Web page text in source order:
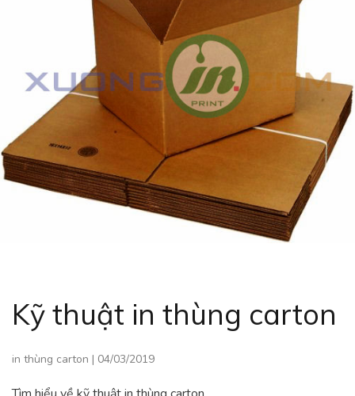
Kỹ thuật in thùng carton
in thùng carton | 04/03/2019